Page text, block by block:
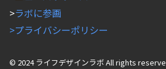
>ラボに参画
>プライバシーポリシー
© 2024 ライフデザインラボ All rights